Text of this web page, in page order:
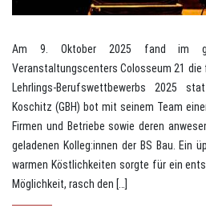
Am 9. Oktober 2025 fand im
Veranstaltungscenters Colosseum 21 die
Lehrlings-Berufswettbewerbs 2025
Koschitz (GBH) bot mit seinem Team
Firmen und Betriebe sowie deren
geladenen Kolleg:innen der BS Bau. Ein
warmen Köstlichkeiten sorgte für ein
Möglichkeit, rasch den […]